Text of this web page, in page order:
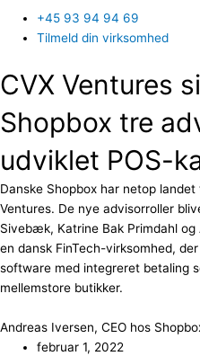
+45 93 94 94 69
Tilmeld din virksomhed
CVX Ventures
Shopbox tre
udviklet POS-
Danske Shopbox har netop
Ventures. De nye advisorroller
Sivebæk, Katrine Bak Primdahl og
en dansk FinTech-virksomhed,
software med integreret betaling
mellemstore butikker.
Andreas Iversen, CEO hos
februar 1, 2022